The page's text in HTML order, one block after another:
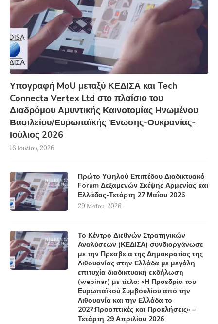
Υπογραφή MoU μεταξύ ΚΕΔΙΣΑ και Tech
Connecta Vertex Ltd στο πλαίσιο του
Διαδρόμου Αμυντικής Καινοτομίας Ηνωμένου
Βασιλείου/Ευρωπαϊκής Ένωσης-Ουκρανίας-
Ιούλιος 2026
16 Ιουλίου, 2026
Πρώτο Υψηλού Επιπέδου Διαδικτυακό
Forum Δεξαμενών Σκέψης Αρμενίας και
Ελλάδας-Τετάρτη 27 Μαΐου 2026
29 Μαΐου, 2026
Το Κέντρο Διεθνών Στρατηγικών
Αναλύσεων (ΚΕΔΙΣΑ) συνδιοργάνωσε
με την Πρεσβεία της Δημοκρατίας της
Λιθουανίας στην Ελλάδα με μεγάλη
επιτυχία διαδικτυακή εκδήλωση
(webinar) με τίτλο: «Η Προεδρία του
Ευρωπαϊκού Συμβουλίου από την
Λιθουανία και την Ελλάδα το
2027:Προοπτικές και Προκλήσεις» –
Τετάρτη 29 Απριλίου 2026